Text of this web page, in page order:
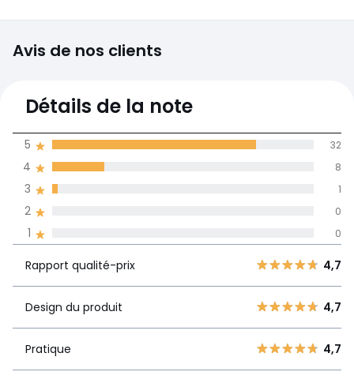
Avis de nos clients
4,8
moyenne des avis
dans toutes les
1 0
2
3 1
4
5 4,7
4,7
4,7
Détails de la note
1 0
2 0
3 1
4 8
5 32
Rapport qualité-prix 4,7
Design du produit 4,7
Pratique 4,7